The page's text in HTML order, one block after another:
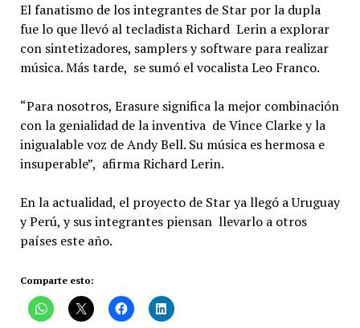
El fanatismo de los integrantes de Star por la dupla
fue lo que llevó al tecladista Richard Lerin a explorar
con sintetizadores, samplers y software para realizar
música. Más tarde, se sumó el vocalista Leo Franco.
“Para nosotros, Erasure significa la mejor combinación
con la genialidad de la inventiva de Vince Clarke y la
inigualable voz de Andy Bell. Su música es hermosa e
insuperable”, afirma Richard Lerin.
En la actualidad, el proyecto de Star ya llegó a Uruguay
y Perú, y sus integrantes piensan llevarlo a otros
países este año.
Comparte esto: